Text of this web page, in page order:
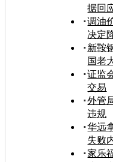
据回
调油
决定
新鞍
国老
证监
交易
外管
违规
华远
失败
家乐